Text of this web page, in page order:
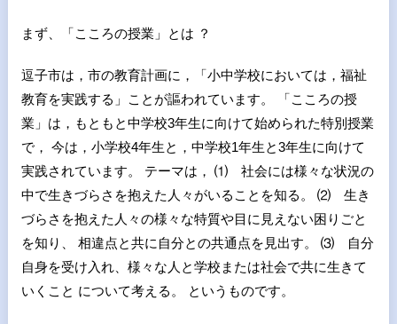
まず、「こころの授業」とは ？
逗子市は，市の教育計画に，「小中学校においては，福祉
教育を実践する」ことが謳われています。 「こころの授
業」は，もともと中学校3年生に向けて始められた特別授業
で， 今は，小学校4年生と，中学校1年生と3年生に向けて
実践されています。 テーマは， ⑴ 社会には様々な状況の
中で生きづらさを抱えた人々がいることを知る。 ⑵ 生き
づらさを抱えた人々の様々な特質や目に見えない困りごと
を知り、 相違点と共に自分との共通点を見出す。 ⑶ 自分
自身を受け入れ、様々な人と学校または社会で共に生きて
いくこと について考える。 というものです。